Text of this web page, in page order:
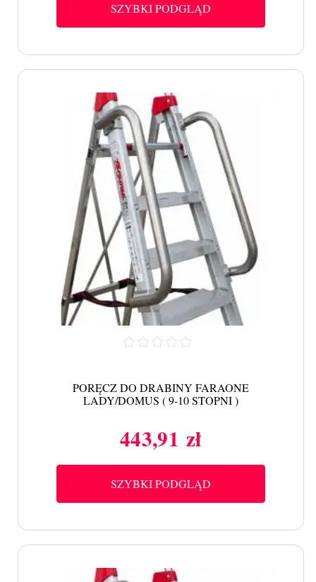
SZYBKI PODGLĄD
PORĘCZ DO DRABINY FARAONE
LADY/DOMUS ( 9-10 STOPNI )
Cena
443,91 zł
SZYBKI PODGLĄD